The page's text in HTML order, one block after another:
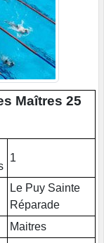
Maîtres 25
1
Le Puy Sainte
Réparade
Maitres